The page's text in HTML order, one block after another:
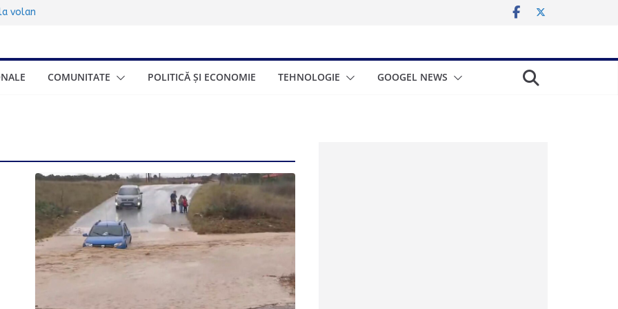
17 ani:
de trei zile
gratuiteCOMUNITATE POLITICĂ ȘI ECONOMIE TEHNOLOGIE GOOGEL NEWS